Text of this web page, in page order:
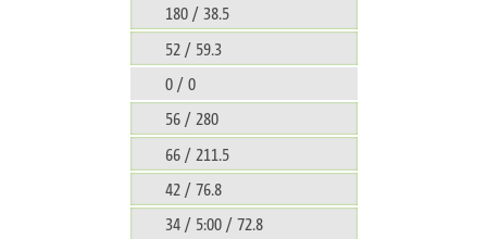
180 / 38.5
52 / 59.3
0 / 0
56 / 280
66 / 211.5
42 / 76.8
34 / 5:00 / 72.8